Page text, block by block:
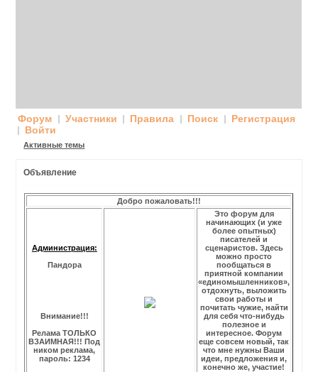
Форум Участники Правила Поиск
Регистрация
Войти
Активные темы
Объявление
Добро пожаловать!!!
Администрация:
Пандора
Внимание!!!
Релама ТОЛЬКО
ВЗАИМНАЯ!!! Под
ником реклама,
пароль: 1234
Это форум для
начинающих (и уже
более опытных)
писателей и
сценаристов. Здесь
можно просто
пообщаться в
приятной компании
«единомышленников»,
отдохнуть, выложить
свои работы и
почитать чужие, найти
для себя что-нибудь
полезное и
интересное. Форум
еще совсем новый, так
что мне нужны Ваши
идеи, предложения и,
конечно же, участие!